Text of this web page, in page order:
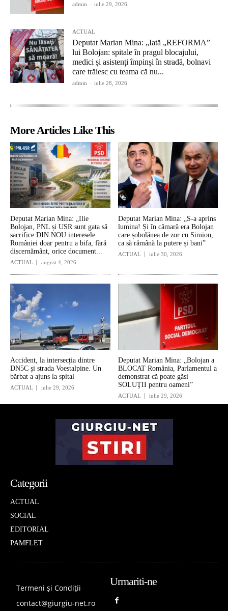
admin - iulie 29, 2026
ACTUAL
Deputat Marian Mina: „Iată „REFORMA”
lui Bolojan: spitale în pragul blocajului,
medici și asistenți împinși în stradă, bolnavi
care trăiesc cu teama că nu...
admin - iulie 28, 2026
More Articles Like This
Deputat Marian Mina: „Ilie
Bolojan, PNL și USR sunt gata să
sacrifice DIN NOU interesele
României doar pentru a bifa, fără
discernământ, orice document...
ACTUAL august 4, 2026
Deputat Marian Mina: „S-a aprins
lumina! Și în cămară era Bolojan
care șobolănea de zor cu Simion,
ca să rămână la putere și bani”
ACTUAL iulie 30, 2026
Accident, la intersecția dintre
DN5C și strada Voestalpine. Un
bărbat a ajuns la spital
ACTUAL iulie 29, 2026
Deputat Marian Mina: „Bolojan a
BLOCAT România, Parlamentul a
demonstrat că poate găsi
SOLUŢII pentru oameni”
ACTUAL iulie 29, 2026
Categorii
ACTUAL
SOCIAL
EDITORIAL
PAMFLET
Termeni și Condiții
contact@giurgiu-net.ro
Urmariti-ne